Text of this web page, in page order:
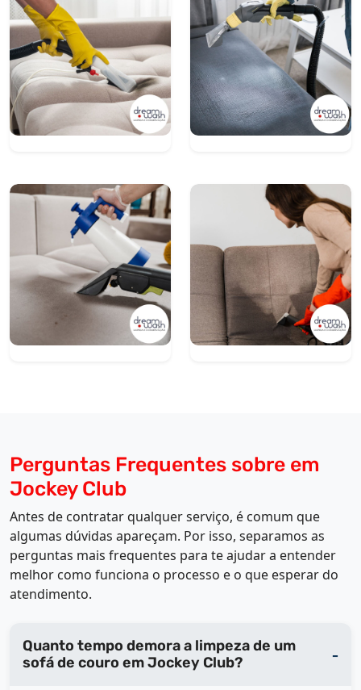
Perguntas Frequentes sobre em
Jockey Club
Antes de contratar qualquer serviço, é comum que
algumas dúvidas apareçam. Por isso, separamos as
perguntas mais frequentes para te ajudar a entender
melhor como funciona o processo e o que esperar do
atendimento.
Quanto tempo demora a limpeza de um
sofá de couro em Jockey Club?